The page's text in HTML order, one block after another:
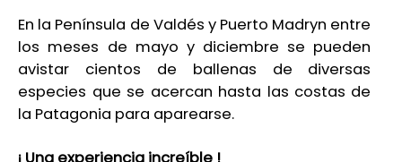
En la Península de Valdés y Puerto Madryn entre
los meses de mayo y diciembre se pueden
avistar cientos de ballenas de diversas
especies que se acercan hasta las costas de
la Patagonia para aparearse.
¡ Una experiencia increíble !